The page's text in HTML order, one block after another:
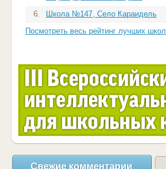
6.
Школа №147, Село Караидель
Посмотреть весь рейтинг лучших школ
Свежие комментарии